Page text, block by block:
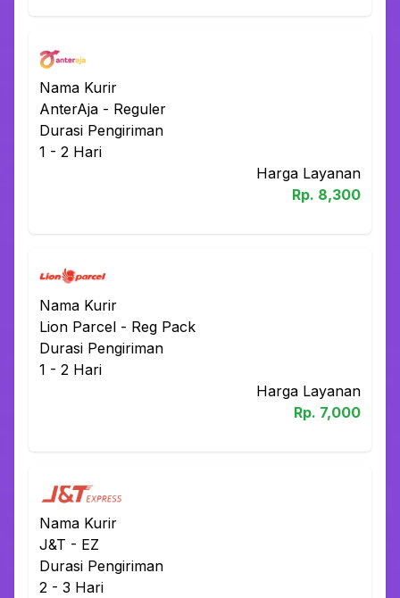
Nama Kurir
AnterAja - Reguler
Durasi Pengiriman
1 - 2 Hari
Harga Layanan
Rp. 8,300
Nama Kurir
Lion Parcel - Reg Pack
Durasi Pengiriman
1 - 2 Hari
Harga Layanan
Rp. 7,000
Nama Kurir
J&T - EZ
Durasi Pengiriman
2 - 3 Hari